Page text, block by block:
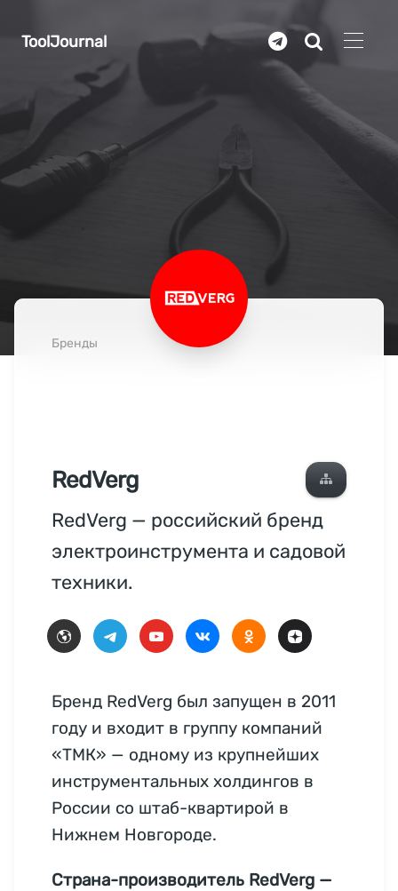
ToolJournal
Бренды
RedVerg
RedVerg — российский бренд
электроинструмента и садовой
техники.
Бренд RedVerg был запущен в 2011
году и входит в группу компаний
«ТМК» — одному из крупнейших
инструментальных холдингов в
России со штаб-квартирой в
Нижнем Новгороде.
Страна-производитель RedVerg —